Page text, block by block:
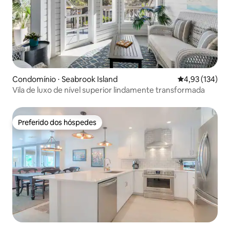
Condomínio ⋅ Seabrook Island 4,93 de uma
4,93 (134)
Vila de luxo de nível superior lindamente transformada
Preferido dos hóspedes
Preferido dos hóspedes